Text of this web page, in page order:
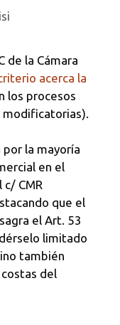
de la Cámara
acerca la
los procesos
modificatorias).
la mayoría
en el
CMR
que el
el Art. 53
limitado
también
del